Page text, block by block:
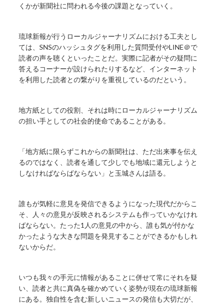
くかが新聞社に問われる今後の課題となっていく。
琉球新報が行うローカルジャーナリズムにおける工夫とし
ては、SNSのハッシュタグを利用した質問受付やLINE＠で
読者の声を聴くといったことだ。実際に記者がその疑問に
答えるコーナーが設けられたりするなど、インターネット
を利用した読者との繋がりを重視しているのだという。
地方紙としての役割、それは時にローカルジャーナリズム
の担い手としての社会的使命であることがある。
「地方紙に限らずこれからの新聞社は、ただ出来事を伝え
るのではなく、読者を通して少しでも地域に還元しようと
しなければならばならない」と玉城さんは語る。
誰もが気軽に意見を発信できるようになった現代だからこ
そ、人々の意見が反映されるシステムも作っていかなけれ
ばならない。たった1人の意見の中から、誰も気が付かな
かったような大きな問題を発見することができるかもしれ
ないからだ。
いつも我々の手元に情報があることに併せて常にそれを疑
い、読者と共に真偽を確かめていく姿勢が現在の琉球新報
にある。独自性を含む新しいニュースの発信も大切だが、